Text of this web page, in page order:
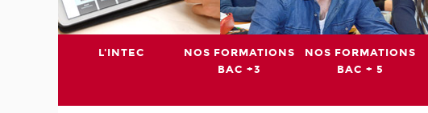
L'INTEC
NOS FORMATIONS
BAC +3
NOS FORMATIONS
BAC + 5